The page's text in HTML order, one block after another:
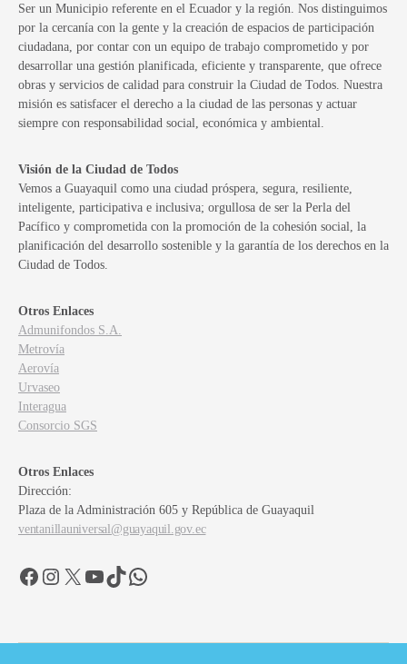
Ser un Municipio referente en el Ecuador y la región. Nos distinguimos
por la cercanía con la gente y la creación de espacios de participación
ciudadana, por contar con un equipo de trabajo comprometido y por
desarrollar una gestión planificada, eficiente y transparente, que ofrece
obras y servicios de calidad para construir la Ciudad de Todos. Nuestra
misión es satisfacer el derecho a la ciudad de las personas y actuar
siempre con responsabilidad social, económica y ambiental.
Visión de la Ciudad de Todos
Vemos a Guayaquil como una ciudad próspera, segura, resiliente,
inteligente, participativa e inclusiva; orgullosa de ser la Perla del
Pacífico y comprometida con la promoción de la cohesión social, la
planificación del desarrollo sostenible y la garantía de los derechos en la
Ciudad de Todos.
Otros Enlaces
Admunifondos S.A.
Metrovía
Aerovía
Urvaseo
Interagua
Consorcio SGS
Otros Enlaces
Dirección:
Plaza de la Administración 605 y República de Guayaquil
ventanillauniversal@guayaquil.gov.ec
FacebookInstagram
X YouTube
TikTokWhatsApp